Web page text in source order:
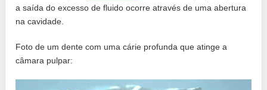
a saída do excesso de fluido ocorre através de uma abertura
na cavidade.
Foto de um dente com uma cárie profunda que atinge a
câmara pulpar: